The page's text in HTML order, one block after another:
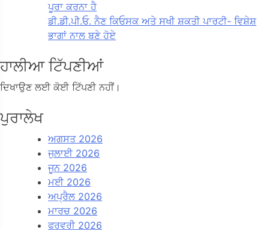
ਪੂਰਾ ਕਰਨਾ ਹੈ
ਡੀ.ਡੀ.ਪੀ.ਓ. ਨੈਣ ਕਿਓਸਕ ਅਤੇ ਸਖੀ ਸ਼ਕਤੀ ਪਾਰਟੀ- ਵਿਸ਼ੇਸ਼
ਭਾਗਾਂ ਨਾਲ ਬਣੇ ਹੋਏ
ਹਾਲੀਆ ਟਿੱਪਣੀਆਂ
ਦਿਖਾਉਣ ਲਈ ਕੋਈ ਟਿੱਪਣੀ ਨਹੀਂ।
ਪੁਰਾਲੇਖ
ਅਗਸਤ 2026
ਜੁਲਾਈ 2026
ਜੂਨ 2026
ਮਈ 2026
ਅਪ੍ਰੈਲ 2026
ਮਾਰਚ 2026
ਫਰਵਰੀ 2026